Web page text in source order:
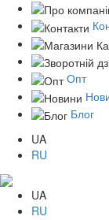
Опт
Блог
UA
RU
UA
RU